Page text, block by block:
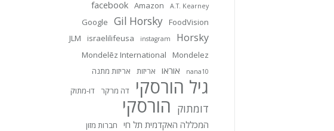
A.T. Kearney
Amazon
facebook
FoodVision
Gil Horsky
Google
Horsky
instagram
israelilifeusa
JLM
Mondelez
Mondelēz International
nana10 אוראו אריזות אריזות מתנה
גיל הורסקי דה מרקר דו-מתוק
דומתוק הורסקי
המכללה האקדמית תל חי
חברות מזון